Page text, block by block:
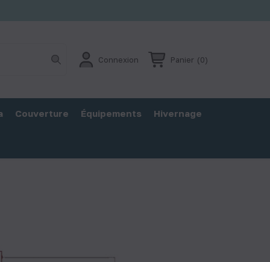
Connexion Panier (0)
Couverture Équipements Hivernage